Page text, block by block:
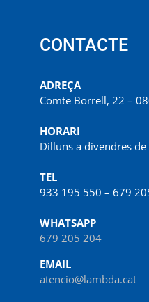
CONTACTE
ADREÇA
Comte Borrell, 22 –
HORARI
Dilluns a divendres
TEL
933 195 550 – 679
WHATSAPP
679 205 204
EMAIL
atencio@lambda.cat